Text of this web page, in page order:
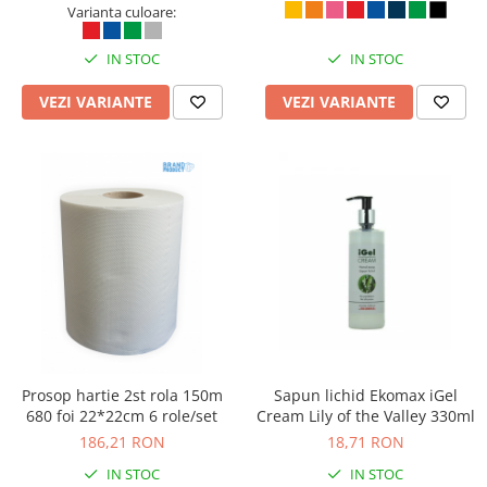
Suporturi si huse telefoane &
Periferice PC si accesorii
Ergnonomice
Audio
Tehnica si mobilier pentru birou
Laminatoare
Folii laminare
Accesorii mobilier
Ghilotine și Trimmere
Distrugatoare documente
Cosuri de gunoi pentru birou
Scaune, birouri si produse
Varianta culoare:
IN STOC
VEZI VARIANTE
IN STOC
VEZI VARIANTE
Prosop hartie 2st rola 150m
680 foi 22*22cm 6 role/set
186,21 RON
IN STOC
Sapun lichid Ekomax iGel
Cream Lily of the Valley 330ml
18,71 RON
IN STOC